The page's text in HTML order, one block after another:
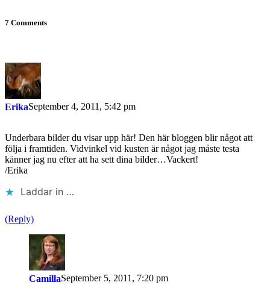
7 Comments
ErikaSeptember 4, 2011, 5:42 pm
Underbara bilder du visar upp här! Den här bloggen blir något att
följa i framtiden. Vidvinkel vid kusten är något jag måste testa
känner jag nu efter att ha sett dina bilder…Vackert!
/Erika
Laddar in …
(Reply)
CamillaSeptember 5, 2011, 7:20 pm